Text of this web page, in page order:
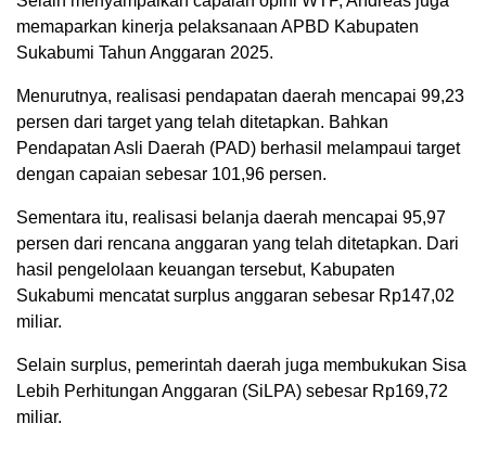
memaparkan kinerja pelaksanaan APBD Kabupaten
Sukabumi Tahun Anggaran 2025.
Menurutnya, realisasi pendapatan daerah mencapai 99,23
persen dari target yang telah ditetapkan. Bahkan
Pendapatan Asli Daerah (PAD) berhasil melampaui target
dengan capaian sebesar 101,96 persen.
Sementara itu, realisasi belanja daerah mencapai 95,97
persen dari rencana anggaran yang telah ditetapkan. Dari
hasil pengelolaan keuangan tersebut, Kabupaten
Sukabumi mencatat surplus anggaran sebesar Rp147,02
miliar.
Selain surplus, pemerintah daerah juga membukukan Sisa
Lebih Perhitungan Anggaran (SiLPA) sebesar Rp169,72
miliar.